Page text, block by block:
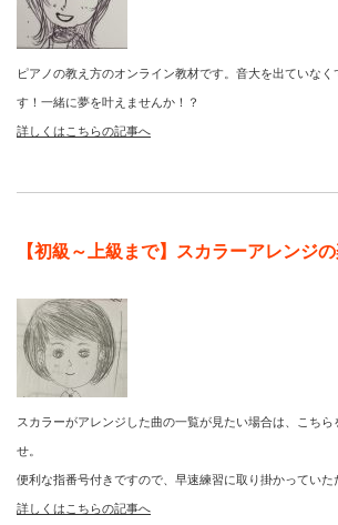
ピアノの教え方のオンライン教材です。音大を出ていなく
す！一緒に夢を叶えませんか！？
詳しくはこちらの記事へ
【初級～上級まで】スカラーアレンジ
スカラーがアレンジした曲の一覧が見たい場合は、こちら
せ。
便利な指番号付きですので、早速練習に取り掛かっていた
詳しくはこちらの記事へ